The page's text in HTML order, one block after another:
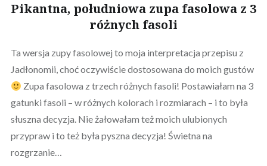
Pikantna, południowa zupa fasolowa z 3
różnych fasoli
Ta wersja zupy fasolowej to moja interpretacja przepisu z
Jadłonomii, choć oczywiście dostosowana do moich gustów
Zupa fasolowa z trzech różnych fasoli! Postawiałam na 3
gatunki fasoli – w różnych kolorach i rozmiarach – i to była
słuszna decyzja. Nie żałowałam też moich ulubionych
przypraw i to też była pyszna decyzja! Świetna na
rozgrzanie…